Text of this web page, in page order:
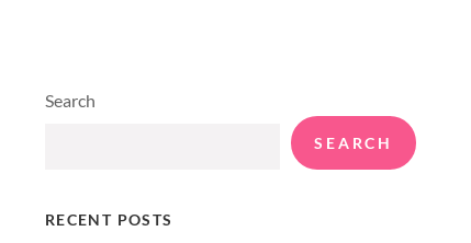
Search
SEARCH
RECENT POSTS